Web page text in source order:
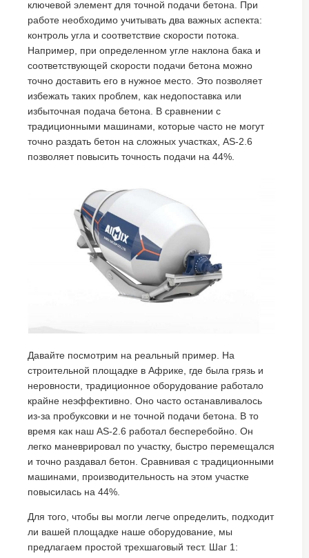
ключевой элемент для точной подачи бетона. При
работе необходимо учитывать два важных аспекта:
контроль угла и соответствие скорости потока.
Например, при определенном угле наклона бака и
соответствующей скорости подачи бетона можно
точно доставить его в нужное место. Это позволяет
избежать таких проблем, как недопоставка или
избыточная подача бетона. В сравнении с
традиционными машинами, которые часто не могут
точно раздать бетон на сложных участках, AS-2.6
позволяет повысить точность подачи на 44%.
Давайте посмотрим на реальный пример. На
строительной площадке в Африке, где была грязь и
неровности, традиционное оборудование работало
крайне неэффективно. Оно часто останавливалось
из-за пробуксовки и не точной подачи бетона. В то
время как наш AS-2.6 работал бесперебойно. Он
легко маневрировал по участку, быстро перемещался
и точно раздавал бетон. Сравнивая с традиционными
машинами, производительность на этом участке
повысилась на 44%.
Для того, чтобы вы могли легче определить, подходит
ли вашей площадке наше оборудование, мы
предлагаем простой трехшаговый тест. Шаг 1: